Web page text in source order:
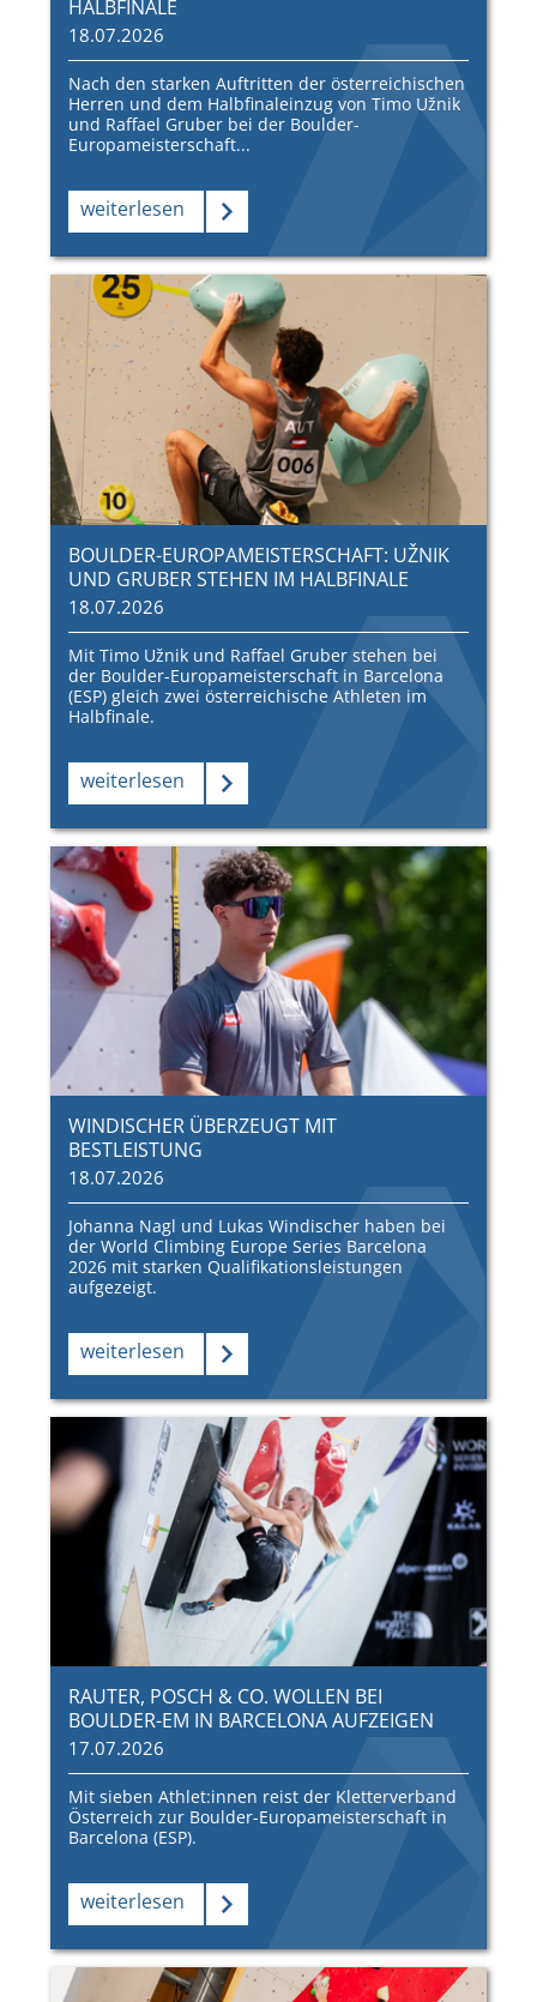
HALBFINALE
18.07.2026
Nach den starken Auftritten der österreichischen
Herren und dem Halbfinaleinzug von Timo Užnik
und Raffael Gruber bei der Boulder-
Europameisterschaft...
weiterlesen
BOULDER-EUROPAMEISTERSCHAFT: UŽNIK
UND GRUBER STEHEN IM HALBFINALE
18.07.2026
Mit Timo Užnik und Raffael Gruber stehen bei
der Boulder-Europameisterschaft in Barcelona
(ESP) gleich zwei österreichische Athleten im
Halbfinale.
weiterlesen
WINDISCHER ÜBERZEUGT MIT
BESTLEISTUNG
18.07.2026
Johanna Nagl und Lukas Windischer haben bei
der World Climbing Europe Series Barcelona
2026 mit starken Qualifikationsleistungen
aufgezeigt.
weiterlesen
RAUTER, POSCH & CO. WOLLEN BEI
BOULDER-EM IN BARCELONA AUFZEIGEN
17.07.2026
Mit sieben Athlet:innen reist der Kletterverband
Österreich zur Boulder-Europameisterschaft in
Barcelona (ESP).
weiterlesen